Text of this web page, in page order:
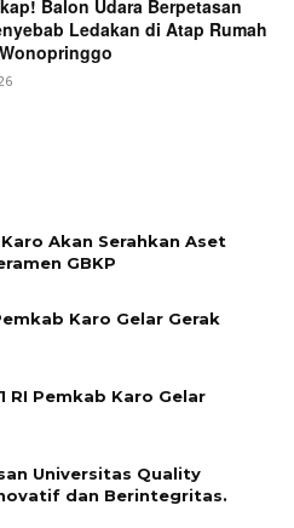
Balon Udara Berpetasan
Ledakan di Atap Rumah
Akan Serahkan Aset
GBKP
Karo Gelar Gerak
RI Pemkab Karo Gelar
Universitas Quality
dan Berintegritas.